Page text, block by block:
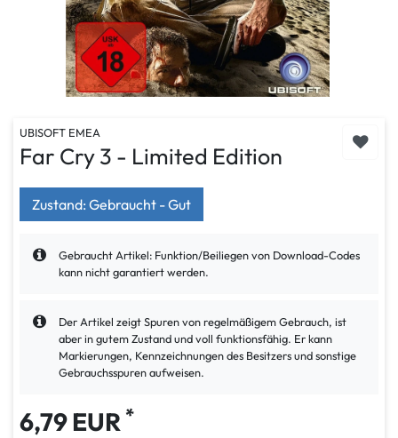
UBISOFT EMEA
Far Cry 3 - Limited Edition
Gebraucht Artikel: Funktion/Beiliegen von Download-Codes
kann nicht garantiert werden.
Zustand: Gebraucht - Gut
Der Artikel zeigt Spuren von regelmäßigem Gebrauch, ist
aber in gutem Zustand und voll funktionsfähig. Er kann
Markierungen, Kennzeichnungen des Besitzers und sonstige
Gebrauchsspuren aufweisen.
6,79 EUR *